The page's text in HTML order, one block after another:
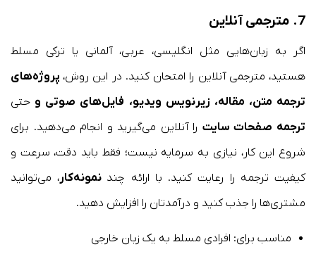
7. مترجمی آنلاین
اگر به زبان‌هایی مثل انگلیسی، عربی، آلمانی یا ترکی مسلط
هستید، مترجمی آنلاین را امتحان کنید. در این روش،پروژه‌های
ترجمه متن، مقاله، زیرنویس ویدیو، فایل‌های صوتی و حتی
ترجمه صفحات سایت را آنلاین می‌گیرید و انجام می‌دهید. برای
شروع این کار، نیازی به سرمایه نیست؛ فقط باید دقت، سرعت و
کیفیت ترجمه را رعایت کنید. با ارائه چند نمونه‌کار، می‌توانید
مشتری‌ها را جذب کنید و درآمدتان را افزایش دهید.
مناسب برای: افرادی مسلط به یک زبان خارجی